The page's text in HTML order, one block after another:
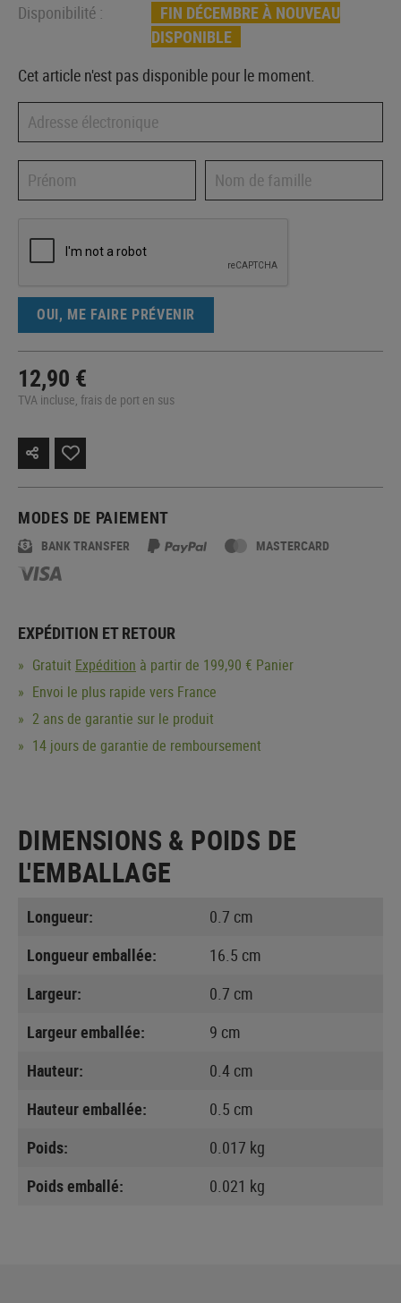
Disponibilité :
FIN DÉCEMBRE À NOUVEAU
DISPONIBLE
Cet article n'est pas disponible pour le moment.
OUI, ME FAIRE PRÉVENIR
12,90 €
TVA incluse, frais de port en sus
MODES DE PAIEMENT
BANK TRANSFER MASTERCARD
EXPÉDITION ET RETOUR
Gratuit Expédition à partir de 199,90 € Panier
Envoi le plus rapide vers France
2 ans de garantie sur le produit
14 jours de garantie de remboursement
DIMENSIONS & POIDS DE
L'EMBALLAGE
Longueur:
0.7 cm
Longueur emballée:
16.5 cm
Largeur:
0.7 cm
Largeur emballée:
9 cm
Hauteur:
0.4 cm
Hauteur emballée:
0.5 cm
Poids:
0.017 kg
Poids emballé:
0.021 kg